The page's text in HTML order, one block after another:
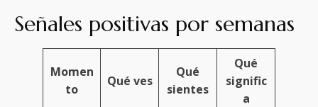
Señales positivas por semanas
Momen
to
Qué ves
Qué
sientes
Qué
signific
a